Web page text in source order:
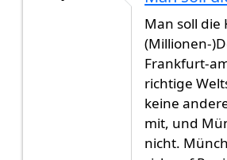
Ist nicht zu
Man soll die
(Millionen-
Frankfurt-
richtige
keine
mit, und
nicht.